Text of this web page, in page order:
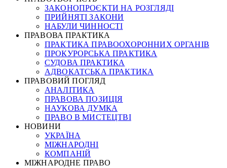
ЗАКОНОПРОЄКТИ НА РОЗГЛЯДІ
ПРИЙНЯТІ ЗАКОНИ
НАБУЛИ ЧИННОСТІ
ПРАВОВА ПРАКТИКА
ПРАКТИКА ПРАВООХОРОННИХ ОРГАНІВ
ПРОКУРОРСЬКА ПРАКТИКА
СУДОВА ПРАКТИКА
АДВОКАТСЬКА ПРАКТИКА
ПРАВОВИЙ ПОГЛЯД
АНАЛІТИКА
ПРАВОВА ПОЗИЦІЯ
НАУКОВА ДУМКА
ПРАВО В МИСТЕЦТВІ
НОВИНИ
УКРАЇНА
МІЖНАРОДНІ
КОМПАНІЙ
МІЖНАРОДНЕ ПРАВО